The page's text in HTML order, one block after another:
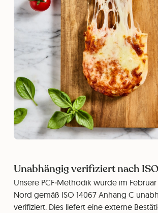
Unabhängig verifiziert nach
Unsere PCF‑Methodik wurde im
Nord gemäß ISO 14067 Anhang C
verifiziert. Dies liefert eine externe